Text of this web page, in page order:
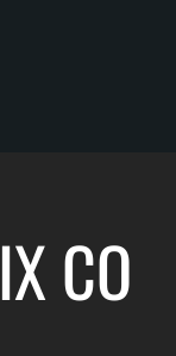
СО